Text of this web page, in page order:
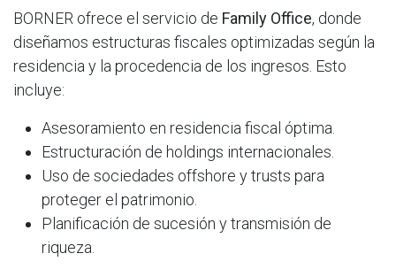
BORNER ofrece el servicio de Family Office, donde
diseñamos estructuras fiscales optimizadas según la
residencia y la procedencia de los ingresos. Esto
incluye:
Asesoramiento en residencia fiscal óptima.
Estructuración de holdings internacionales.
Uso de sociedades offshore y trusts para
proteger el patrimonio.
Planificación de sucesión y transmisión de
riqueza.